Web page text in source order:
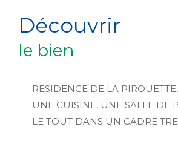
découvrir
le bien
RESIDENCE DE LA
UNE CUISINE, UNE SALLE DE
LE TOUT DANS UN CADRE